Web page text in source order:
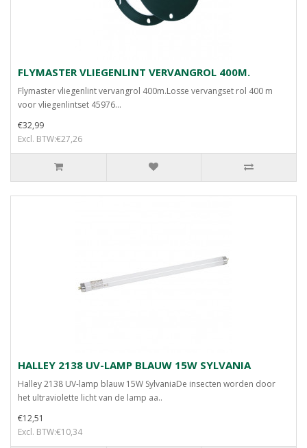
FLYMASTER VLIEGENLINT VERVANGROL 400M.
Flymaster vliegenlint vervangrol 400m.Losse vervangset rol 400 m
voor vliegenlintset 45976...
€32,99
Excl. BTW:€27,26
HALLEY 2138 UV-LAMP BLAUW 15W SYLVANIA
Halley 2138 UV-lamp blauw 15W SylvaniaDe insecten worden door
het ultraviolette licht van de lamp aa..
€12,51
Excl. BTW:€10,34